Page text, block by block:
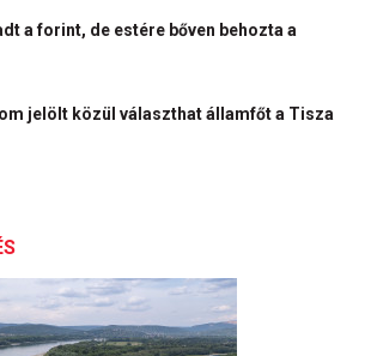
a forint, de estére bőven behozta a
jelölt közül választhat államfőt a Tisza